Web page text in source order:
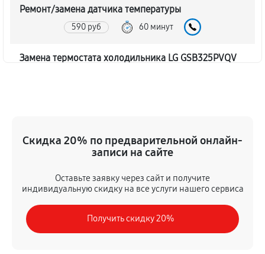
Ремонт/замена датчика температуры
590 руб 60 минут
Замена термостата холодильника LG GSB325PVQV
Замена мотор-компрессора
60 минут
Ремонт испарителя холодильника LG GSB325PVQV
590 руб 60 минут
Скидка 20% по предварительной онлайн-
записи на сайте
Оставьте заявку через сайт и получите
индивидуальную скидку на все услуги нашего сервиса
Получить скидку 20%